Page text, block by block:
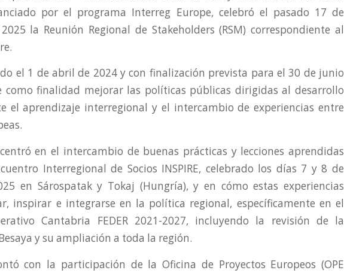
por el programa Interreg Europe, celebró el pasado 17 de
la Reunión Regional de Stakeholders (RSM) correspondiente al
el 1 de abril de 2024 y con finalización prevista para el 30 de junio
como finalidad mejorar las políticas públicas dirigidas al desarrollo
el aprendizaje interregional y el intercambio de experiencias entre
centró en el intercambio de buenas prácticas y lecciones aprendidas
Interregional de Socios INSPIRE, celebrado los días 7 y 8 de
en Sárospatak y Tokaj (Hungría), y en cómo estas experiencias
inspirar e integrarse en la política regional, específicamente en el
Cantabria FEDER 2021-2027, incluyendo la revisión de la
y su ampliación a toda la región.
con la participación de la Oficina de Proyectos Europeos (OPE